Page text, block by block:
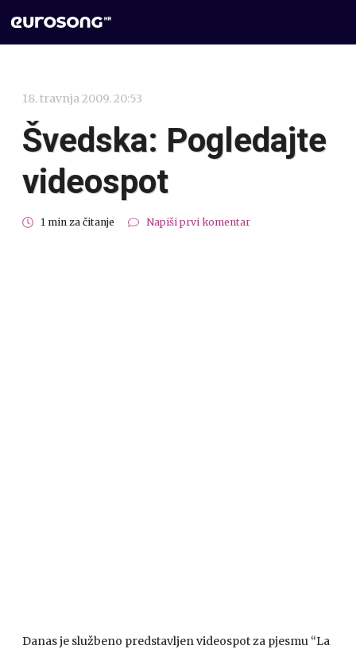
18. travnja 2009. 20:53
Švedska: Pogledajte
videospot
1 min za čitanje Napiši prvi komentar
Danas je službeno predstavljen videospot za pjesmu “La